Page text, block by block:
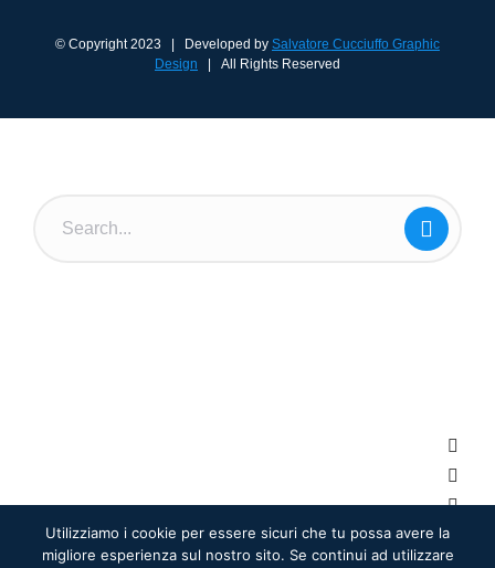
© Copyright 2023 | Developed by Salvatore Cucciuffo Graphic
Design | All Rights Reserved
Utilizziamo i cookie per essere sicuri che tu possa avere la
migliore esperienza sul nostro sito. Se continui ad utilizzare